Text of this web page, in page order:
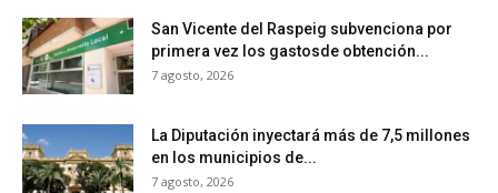
San Vicente del Raspeig subvenciona por
primera vez los gastosde obtención...
7 agosto, 2026
La Diputación inyectará más de 7,5 millones
en los municipios de...
7 agosto, 2026